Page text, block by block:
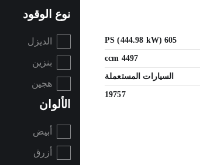
نوع الوقود
الديزل
بنزين
هجين
الألوان
أبيض
أزرق
605 PS (444.98 kW)
4497 ccm
السيارات المستعملة
19757